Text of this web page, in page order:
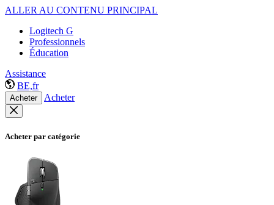
ALLER AU CONTENU PRINCIPAL
Logitech G
Professionnels
Éducation
Assistance
BE,fr
Acheter Acheter
Acheter par catégorie